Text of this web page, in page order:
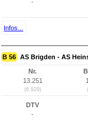
-
Infos...
B 56 AS Brigden - AS
Nr.
13.251
(6.929)
DTV
-